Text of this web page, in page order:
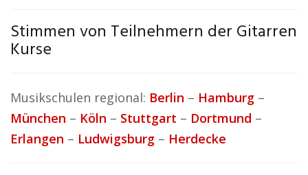
Stimmen von Teilnehmern der Gitarren
Kurse
Musikschulen regional: Berlin – Hamburg –
München – Köln – Stuttgart – Dortmund –
Erlangen – Ludwigsburg – Herdecke